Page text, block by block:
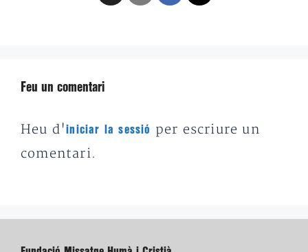
Feu un comentari
Heu d'iniciar la sessió
per escriure un
comentari.